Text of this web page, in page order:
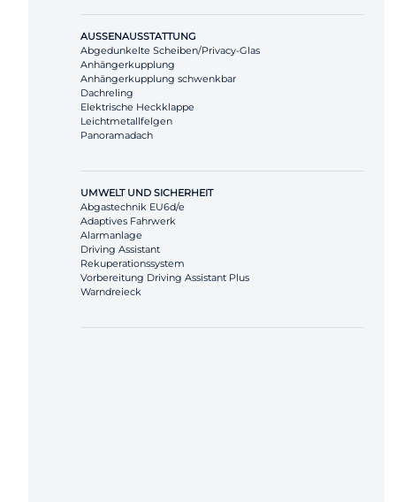
AUSSENAUSSTATTUNG
Abgedunkelte Scheiben/Privacy-Glas
Anhängerkupplung
Anhängerkupplung schwenkbar
Dachreling
Elektrische Heckklappe
Leichtmetallfelgen
Panoramadach
UMWELT UND SICHERHEIT
Abgastechnik EU6d/e
Adaptives Fahrwerk
Alarmanlage
Driving Assistant
Rekuperationssystem
Vorbereitung Driving Assistant Plus
Warndreieck